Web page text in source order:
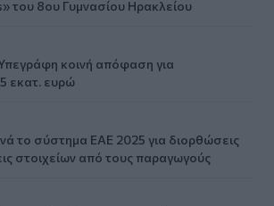
του 8ου Γυμνασίου Ηρακλείου
κοινή απόφαση για
εκατ. ευρώ
το σύστημα ΕΑΕ 2025 για διορθώσεις
στοιχείων από τους παραγωγούς